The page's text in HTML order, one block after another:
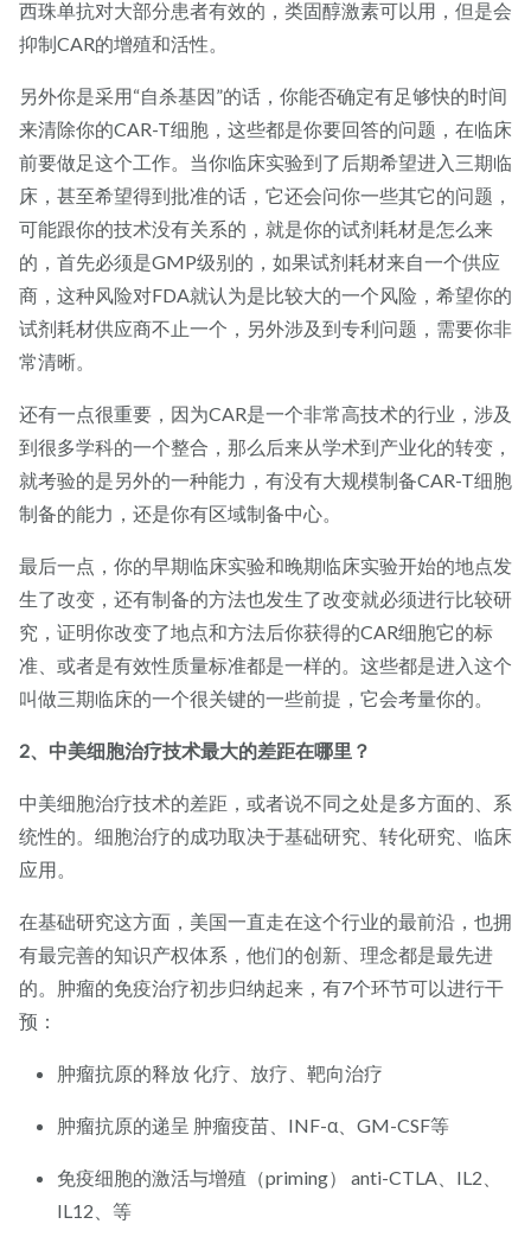
西珠单抗对大部分患者有效的，类固醇激素可以用，但是会
抑制CAR的增殖和活性。
另外你是采用“自杀基因”的话，你能否确定有足够快的时间
来清除你的CAR-T细胞，这些都是你要回答的问题，在临床
前要做足这个工作。当你临床实验到了后期希望进入三期临
床，甚至希望得到批准的话，它还会问你一些其它的问题，
可能跟你的技术没有关系的，就是你的试剂耗材是怎么来
的，首先必须是GMP级别的，如果试剂耗材来自一个供应
商，这种风险对FDA就认为是比较大的一个风险，希望你的
试剂耗材供应商不止一个，另外涉及到专利问题，需要你非
常清晰。
还有一点很重要，因为CAR是一个非常高技术的行业，涉及
到很多学科的一个整合，那么后来从学术到产业化的转变，
就考验的是另外的一种能力，有没有大规模制备CAR-T细胞
制备的能力，还是你有区域制备中心。
最后一点，你的早期临床实验和晚期临床实验开始的地点发
生了改变，还有制备的方法也发生了改变就必须进行比较研
究，证明你改变了地点和方法后你获得的CAR细胞它的标
准、或者是有效性质量标准都是一样的。这些都是进入这个
叫做三期临床的一个很关键的一些前提，它会考量你的。
2、中美细胞治疗技术最大的差距在哪里？
中美细胞治疗技术的差距，或者说不同之处是多方面的、系
统性的。细胞治疗的成功取决于基础研究、转化研究、临床
应用。
在基础研究这方面，美国一直走在这个行业的最前沿，也拥
有最完善的知识产权体系，他们的创新、理念都是最先进
的。肿瘤的免疫治疗初步归纳起来，有7个环节可以进行干
预：
肿瘤抗原的释放 化疗、放疗、靶向治疗
肿瘤抗原的递呈 肿瘤疫苗、INF-α、GM-CSF等
免疫细胞的激活与增殖（priming） anti-CTLA、IL2、
IL12、等